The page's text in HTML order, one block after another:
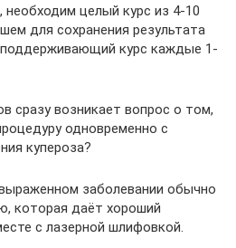
необходим целый курс из 4-10
для сохранения результата
курс каждые 1-
сразу возникает вопрос о том,
одновременно с
купероза?
заболевании обычно
которая даёт хороший
с лазерной шлифовкой.